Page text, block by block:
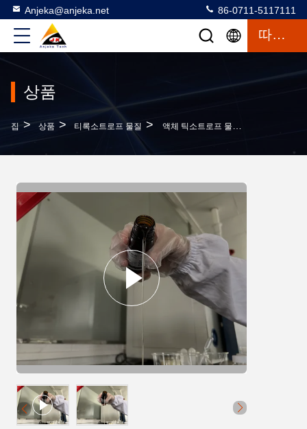
Anjeka@anjeka.net 86-0711-5117111
따옴표
상품
집 > 상품 > 티록소트로프 물질 > 액체 틱소트로프 물질 BYK410 동등 Anjeka4410NBP Pvc 장난감에 대한 반 침착 물질